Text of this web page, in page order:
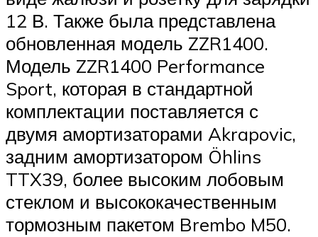
12 В. Также была представлена ​​
обновленная модель ZZR1400.
Модель ZZR1400 Performance
Sport, которая в стандартной
комплектации поставляется с
двумя амортизаторами Akrapovic,
задним амортизатором Öhlins
TTX39, более высоким лобовым
стеклом и высококачественным
тормозным пакетом Brembo M50.